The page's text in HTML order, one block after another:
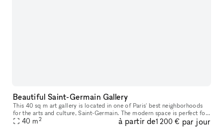
Beautiful Saint-Germain Gallery
This 40 sq m art gallery is located in one of Paris' best neighborhoods
for the arts and culture, Saint-Germain. The modern space is perfect for
Art Exhibitions and Temporary Retail Events. The spac
40 m2 à partir de1 200 € par jour